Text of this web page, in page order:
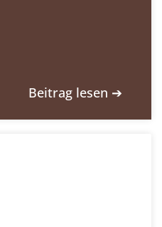
Beitrag lesen ➔